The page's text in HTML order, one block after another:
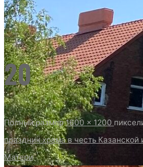
20
Полный размер1600 × 1200
праздник храма в честь
Матери